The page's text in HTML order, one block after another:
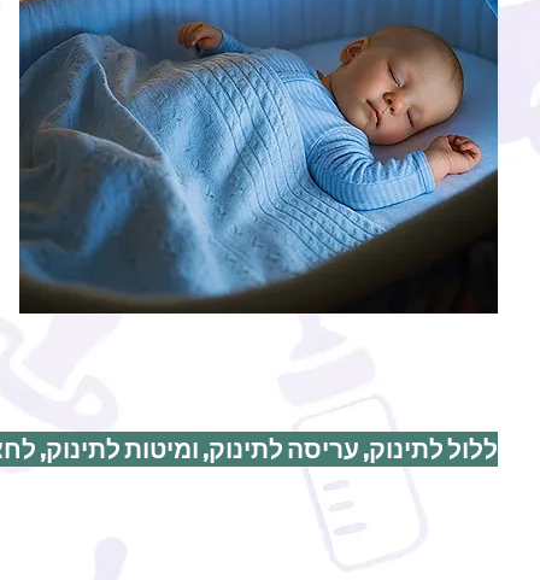
ללול לתינוק, עריסה לתינוק, ומיטות לתינוק,